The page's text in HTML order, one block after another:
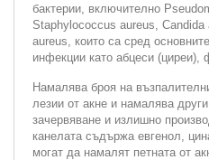
бактерии, включително
Staphylococcus aureus,
aureus, които са сред
инфекции като абцеси (циреи),
Намалява броя на
лезии от акне и намалява
зачервяване и излишно
канелата съдържа евгенол,
могат да намалят петната от